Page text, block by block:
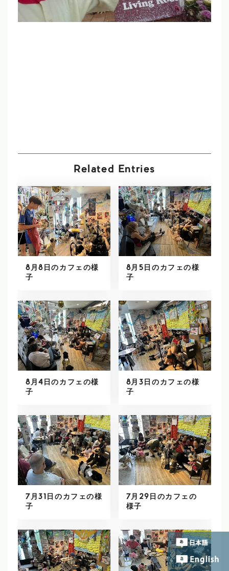
Related Entries
8月8日のカフェの様
子
8月5日のカフェの様
子
8月4日のカフェの様
子
8月3日のカフェの様
子
7月31日のカフェの様
子
7月29日のカフェの
様子